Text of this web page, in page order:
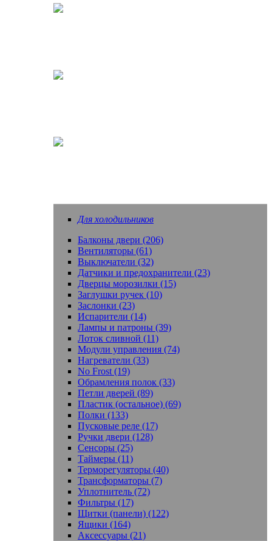
Для холодильников
Балконы двери (206)
Вентиляторы (61)
Выключатели (32)
Датчики и предохранители (23)
Дверцы морозилки (15)
Заглушки ручек (10)
Заслонки (23)
Испарители (14)
Лампы и патроны (39)
Лоток сливной (11)
Модули управления (74)
Нагреватели (33)
No Frost (19)
Обрамления полок (33)
Петли дверей (89)
Пластик (остальное) (69)
Полки (133)
Пусковые реле (17)
Ручки двери (128)
Сенсоры (25)
Таймеры (11)
Терморегуляторы (40)
Трансформаторы (7)
Уплотнитель (72)
Фильтры (17)
Щитки (панели) (122)
Ящики (164)
Аксессуары (21)